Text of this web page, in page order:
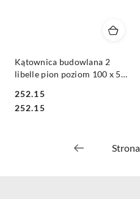
Kątownica budowlana 2
libelle pion poziom 100 x 50
Cena:
252.15
Cena:
252.15